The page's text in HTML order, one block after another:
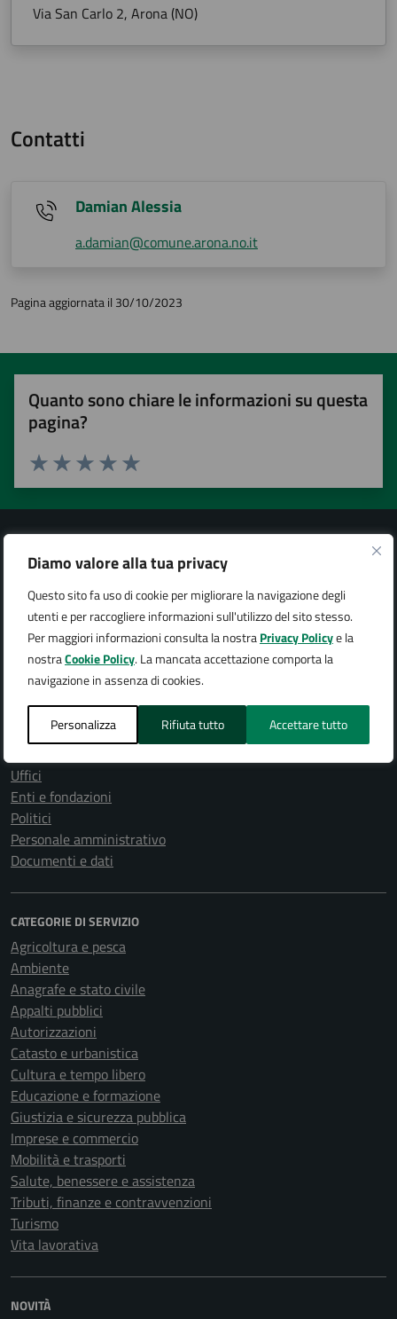
Diamo valore alla tua privacy
Questo sito fa uso di cookie per migliorare la navigazione degli
utenti e per raccogliere informazioni sull'utilizzo del sito stesso.
Per maggiori informazioni consulta la nostraPrivacy Policye la
nostraCookie Policy. La mancata accettazione comporta la
navigazione in assenza di cookies.
Personalizza Rifiuta tutto Accettare tutto
Via San Carlo 2, Arona (NO)
Contatti
Damian Alessia
a.damian@comune.arona.no.it
Pagina aggiornata il 30/10/2023
Quanto sono chiare le informazioni su questa
pagina?
Valuta 5 stelle su 5
Valuta 4 stelle su 5
Valuta 3 stelle su 5
Valuta 2 stelle su 5
Valuta 1 stelle su 5
Città di Arona
AMMINISTRAZIONE
Organi di governo
Uffici
Enti e fondazioni
Politici
Personale amministrativo
Documenti e dati
CATEGORIE DI SERVIZIO
Agricoltura e pesca
Ambiente
Anagrafe e stato civile
Appalti pubblici
Autorizzazioni
Catasto e urbanistica
Cultura e tempo libero
Educazione e formazione
Giustizia e sicurezza pubblica
Imprese e commercio
Mobilità e trasporti
Salute, benessere e assistenza
Tributi, finanze e contravvenzioni
Turismo
Vita lavorativa
NOVITÀ